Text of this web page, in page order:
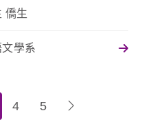
僑生
學系
4 5